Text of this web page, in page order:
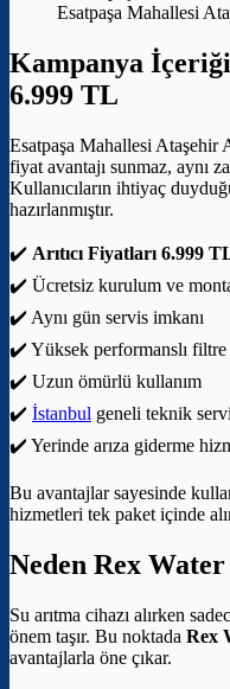
Esatpaşa Mahallesi
Kampanya
6.999 TL
Esatpaşa Mahallesi Ataşehir
fiyat avantajı sunmaz, aynı
Kullanıcıların ihtiyaç
hazırlanmıştır.
✔️ Arıtıcı Fiyatları 6.999
✔️ Ücretsiz kurulum ve
✔️ Aynı gün servis imkanı
✔️ Yüksek performanslı filtre
✔️ Uzun ömürlü kullanım
✔️ İstanbul geneli teknik
✔️ Yerinde arıza giderme
Bu avantajlar sayesinde
hizmetleri tek paket içinde
Neden Rex
Su arıtma cihazı alırken
önem taşır. Bu noktada Rex
avantajlarla öne çıkar.